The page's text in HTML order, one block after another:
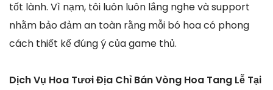
tốt lành. Vì nạm, tôi luôn luôn lắng nghe và support
nhằm bảo đảm an toàn rằng mỗi bó hoa có phong
cách thiết kế đúng ý của game thủ.
Dịch Vụ Hoa Tươi Địa Chỉ Bán Vòng Hoa Tang Lễ Tại